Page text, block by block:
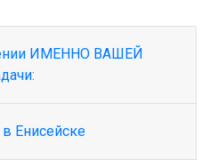
ИМЕННО ВАШЕЙ
Енисейске